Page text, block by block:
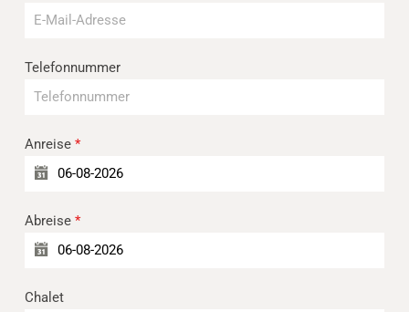
Telefonnummer
Anreise *
Abreise *
Chalet